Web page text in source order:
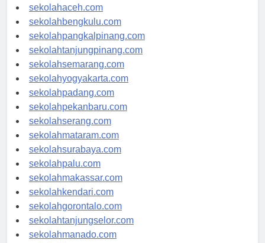
sekolahaceh.com
sekolahbengkulu.com
sekolahpangkalpinang.com
sekolahtanjungpinang.com
sekolahsemarang.com
sekolahyogyakarta.com
sekolahpadang.com
sekolahpekanbaru.com
sekolahserang.com
sekolahmataram.com
sekolahsurabaya.com
sekolahpalu.com
sekolahmakassar.com
sekolahkendari.com
sekolahgorontalo.com
sekolahtanjungselor.com
sekolahmanado.com